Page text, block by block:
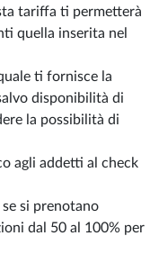
tariffa ti permetterà
quella inserita nel
ti fornisce la
disponibilità di
la possibilità di
agli addetti al check
si prenotano
dal 50 al 100% per